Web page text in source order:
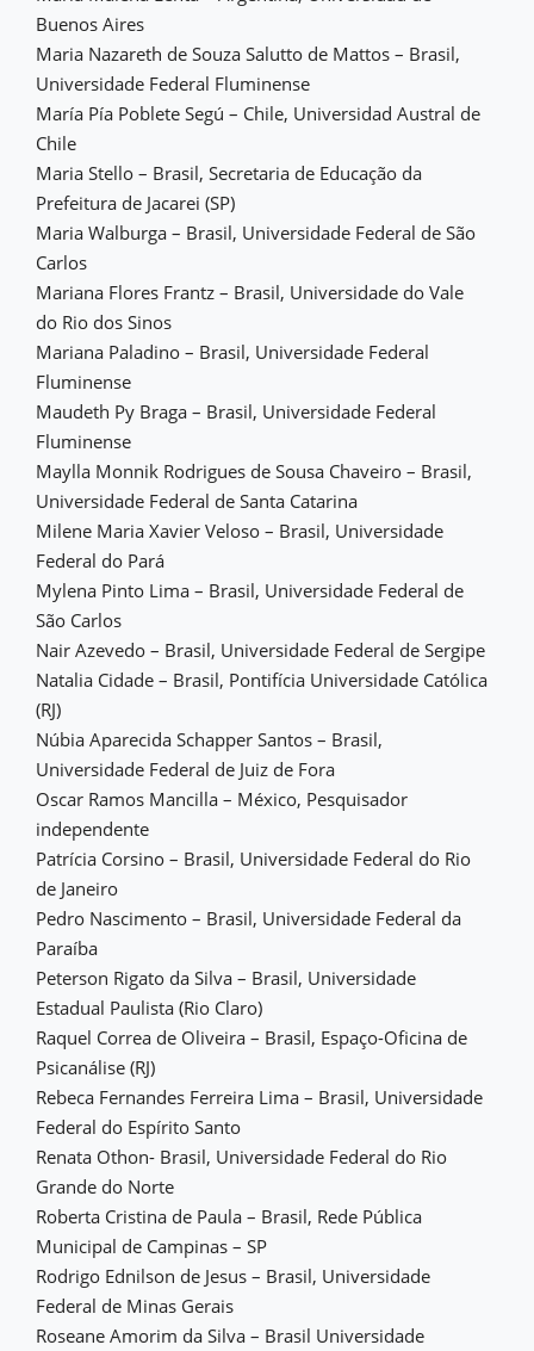
Buenos Aires
Maria Nazareth de Souza Salutto de Mattos – Brasil,
Universidade Federal Fluminense
María Pía Poblete Segú – Chile, Universidad Austral de
Chile
Maria Stello – Brasil, Secretaria de Educação da
Prefeitura de Jacarei (SP)
Maria Walburga – Brasil, Universidade Federal de São
Carlos
Mariana Flores Frantz – Brasil, Universidade do Vale
do Rio dos Sinos
Mariana Paladino – Brasil, Universidade Federal
Fluminense
Maudeth Py Braga – Brasil, Universidade Federal
Fluminense
Maylla Monnik Rodrigues de Sousa Chaveiro – Brasil,
Universidade Federal de Santa Catarina
Milene Maria Xavier Veloso – Brasil, Universidade
Federal do Pará
Mylena Pinto Lima – Brasil, Universidade Federal de
São Carlos
Nair Azevedo – Brasil, Universidade Federal de Sergipe
Natalia Cidade – Brasil, Pontifícia Universidade Católica
(RJ)
Núbia Aparecida Schapper Santos – Brasil,
Universidade Federal de Juiz de Fora
Oscar Ramos Mancilla – México, Pesquisador
independente
Patrícia Corsino – Brasil, Universidade Federal do Rio
de Janeiro
Pedro Nascimento – Brasil, Universidade Federal da
Paraíba
Peterson Rigato da Silva – Brasil, Universidade
Estadual Paulista (Rio Claro)
Raquel Correa de Oliveira – Brasil, Espaço-Oficina de
Psicanálise (RJ)
Rebeca Fernandes Ferreira Lima – Brasil, Universidade
Federal do Espírito Santo
Renata Othon- Brasil, Universidade Federal do Rio
Grande do Norte
Roberta Cristina de Paula – Brasil, Rede Pública
Municipal de Campinas – SP
Rodrigo Ednilson de Jesus – Brasil, Universidade
Federal de Minas Gerais
Roseane Amorim da Silva – Brasil Universidade